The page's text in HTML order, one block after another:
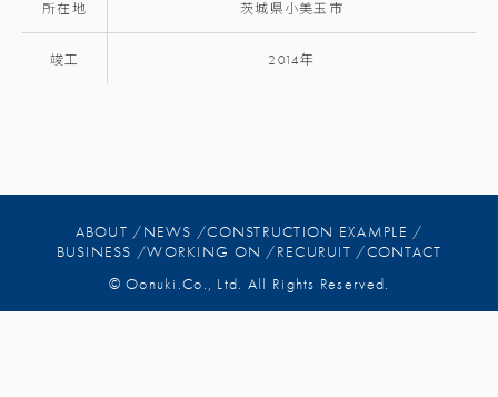
所在地 茨城県小美玉市
竣工 2014年
ABOUT /NEWS /CONSTRUCTION EXAMPLE /
BUSINESS /WORKING ON /RECURUIT /CONTACT
© Oonuki.Co., Ltd. All Rights Reserved.